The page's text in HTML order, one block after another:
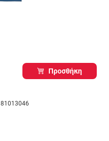
Προσθήκη